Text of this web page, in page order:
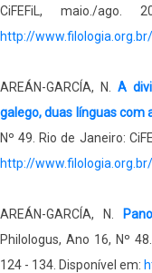
CiFEFiL, maio./
http://
AREÁN-GARCÍA, N. A
galego, duas línguas com
Nº 49. Rio de Janeiro:
http://
AREÁN-GARCÍA, N.
Philologus, Ano 16, Nº
124 - 134. Disponível em: